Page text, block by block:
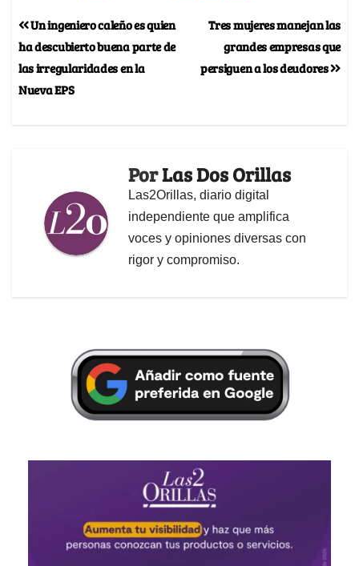
Tres mujeres manejan las
grandes empresas que
persiguen a los deudores
Un ingeniero caleño es quien
ha descubierto buena parte de
las irregularidades en la
Nueva EPS
PorLas Dos Orillas
Las2Orillas, diario digital
independiente que amplifica
voces y opiniones diversas con
rigor y compromiso.